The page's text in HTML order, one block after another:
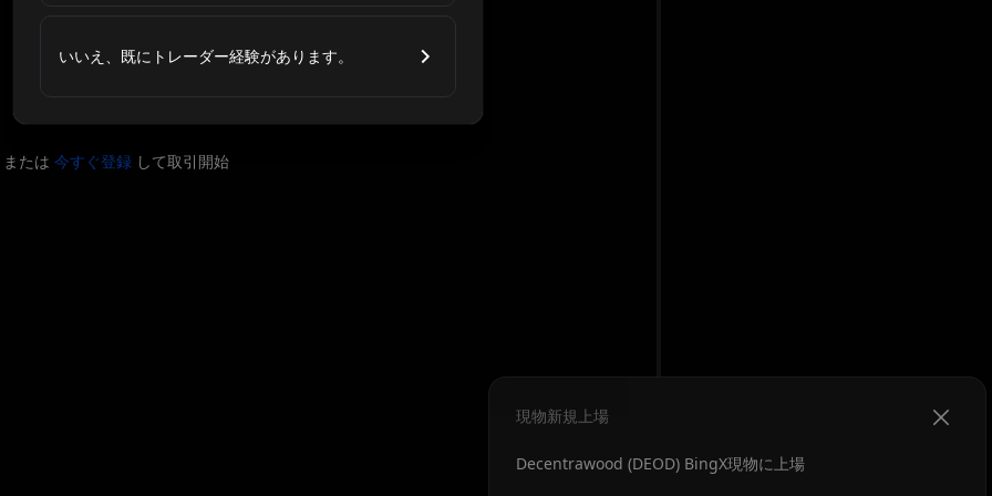
または 今すぐ登録 して取引開始
現物新規上場
Decentrawood (DEOD) BingX現物に上場
いいえ、既にトレーダー経験があります。